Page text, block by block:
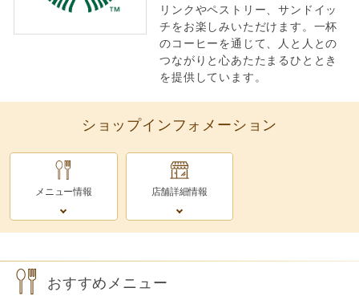
リンクやペストリー、サンドイッ
チをお楽しみいただけます。一杯
のコーヒーを通じて、人と人との
つながりと心あたたまるひととき
を提供しています。
ショップインフォメーション
メニュー情報 店舗詳細情報
おすすめメニュー